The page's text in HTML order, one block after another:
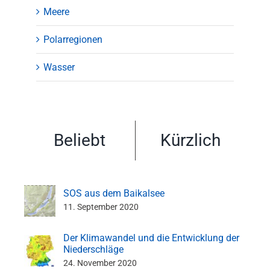
Meere
Polarregionen
Wasser
Beliebt Kürzlich
SOS aus dem Baikalsee
11. September 2020
Der Klimawandel und die Entwicklung der
Niederschläge
24. November 2020